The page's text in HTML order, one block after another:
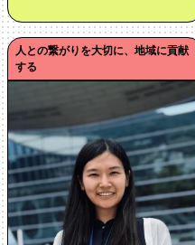
人との繋がりを大切に、地域に貢献
する